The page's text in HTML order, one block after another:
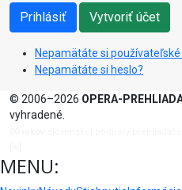
Prihlásiť Vytvoriť účet
Nepamätáte si
Nepamätáte si heslo?
© 2006–2026 OPERA-
vyhradené.
MENU: